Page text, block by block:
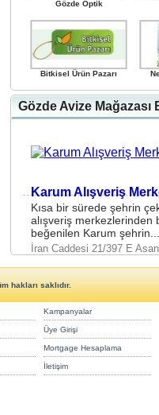
Gözde Optik
Bitkisel Ürün Pazarı
Gözde Avize
Karum Alışveriş
Kısa bir sürede şehrin
alışveriş merkezlerinden
beğenilen Karum şehrin...
İran Caddesi 21/397 E
hakları saklıdır.
Kampanyalar
Üye Girişi
Mortgage Hesaplama
İletişim